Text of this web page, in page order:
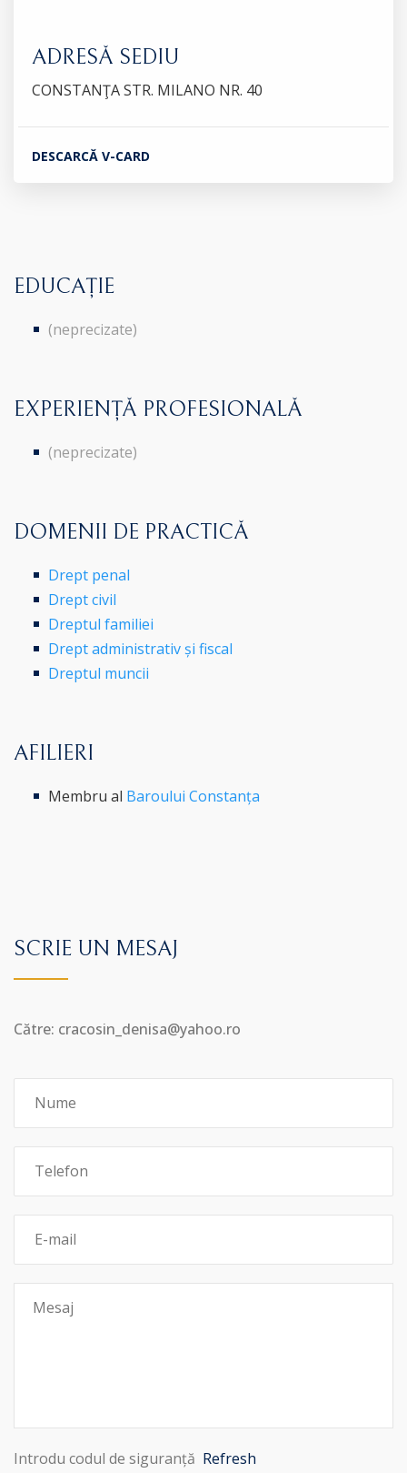
ADRESĂ SEDIU
CONSTANŢA STR. MILANO NR. 40
DESCARCĂ V-CARD
EDUCAȚIE
(neprecizate)
EXPERIENȚĂ PROFESIONALĂ
(neprecizate)
DOMENII DE PRACTICĂ
Drept penal
Drept civil
Dreptul familiei
Drept administrativ și fiscal
Dreptul muncii
AFILIERI
Membru al Baroului Constanța
SCRIE UN MESAJ
Către: cracosin_denisa@yahoo.ro
Introdu codul de siguranță Refresh